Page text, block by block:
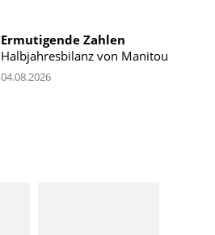
Ermutigende Zahlen
Halbjahresbilanz von Manitou
04.08.2026